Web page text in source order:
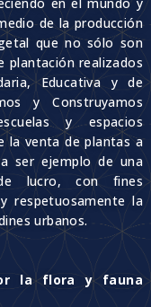
de la producción
que no sólo son
plantación realizados
Educativa y de
y Construyamos
y espacios
la venta de plantas a
ser ejemplo de una
lucro, con fines
respetuosamente la
urbanos.
la flora y fauna